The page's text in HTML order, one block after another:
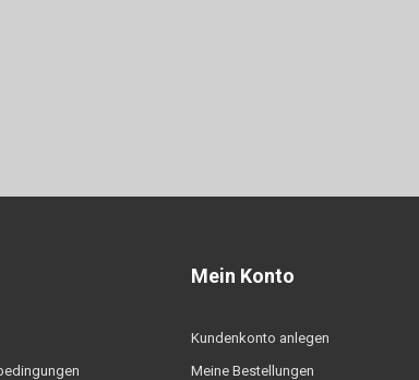
Mein Konto
Kundenkonto anlegen
Meine Bestellungen